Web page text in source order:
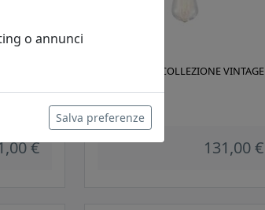
€
PLAFONIERA COLLEZIONE VINTAGE
Ferroluce
131,00 €
o annunci
Salva preferenze